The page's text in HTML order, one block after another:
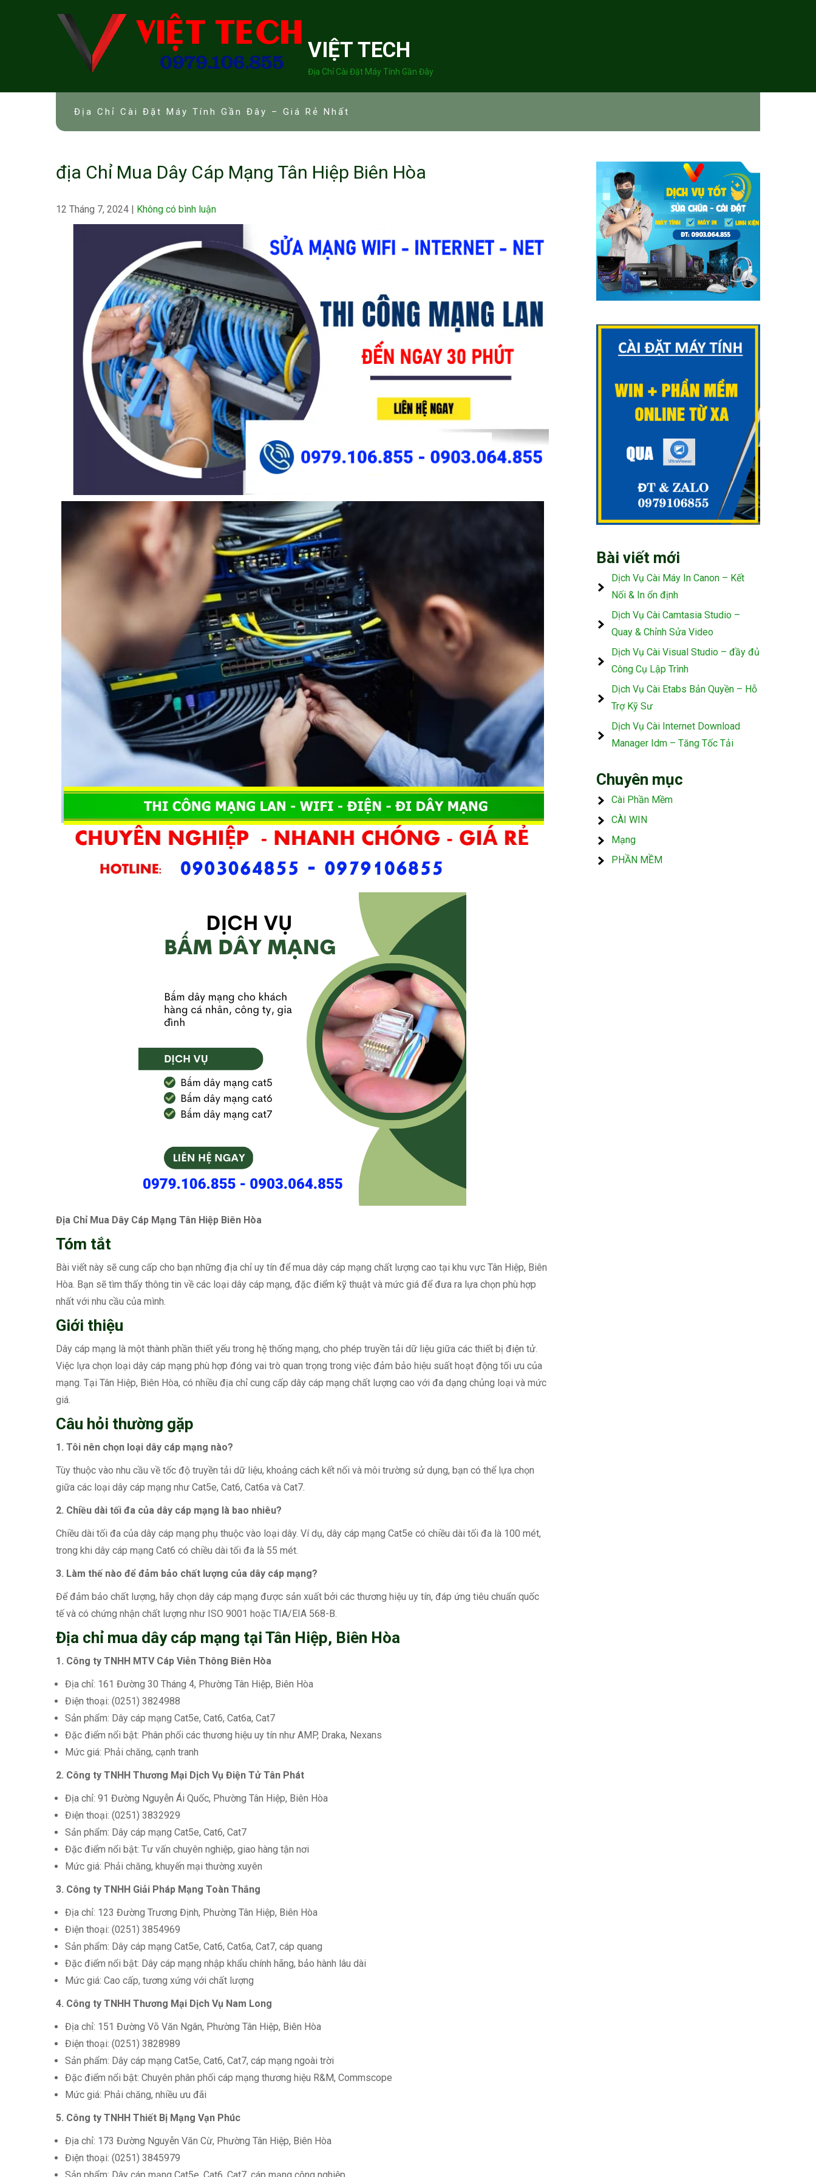
VIỆT TECH
Địa Chỉ Cài Đặt Máy Tính Gần Đây
Địa Chỉ Cài Đặt Máy Tính Gần Đây – Giá Rẻ Nhất
địa Chỉ Mua Dây Cáp Mạng Tân Hiệp Biên Hòa
12 Tháng 7, 2024 | Không có bình luận
Địa Chỉ Mua Dây Cáp Mạng Tân Hiệp Biên Hòa
Tóm tắt
Bài viết này sẽ cung cấp cho bạn những địa chỉ uy tín để mua dây cáp mạng chất lượng cao tại khu vực Tân Hiệp, Biên
Hòa. Bạn sẽ tìm thấy thông tin về các loại dây cáp mạng, đặc điểm kỹ thuật và mức giá để đưa ra lựa chọn phù hợp
nhất với nhu cầu của mình.
Giới thiệu
Dây cáp mạng là một thành phần thiết yếu trong hệ thống mạng, cho phép truyền tải dữ liệu giữa các thiết bị điện tử.
Việc lựa chọn loại dây cáp mạng phù hợp đóng vai trò quan trọng trong việc đảm bảo hiệu suất hoạt động tối ưu của
mạng. Tại Tân Hiệp, Biên Hòa, có nhiều địa chỉ cung cấp dây cáp mạng chất lượng cao với đa dạng chủng loại và mức
giá.
Câu hỏi thường gặp
1. Tôi nên chọn loại dây cáp mạng nào?
Tùy thuộc vào nhu cầu về tốc độ truyền tải dữ liệu, khoảng cách kết nối và môi trường sử dụng, bạn có thể lựa chọn
giữa các loại dây cáp mạng như Cat5e, Cat6, Cat6a và Cat7.
2. Chiều dài tối đa của dây cáp mạng là bao nhiêu?
Chiều dài tối đa của dây cáp mạng phụ thuộc vào loại dây. Ví dụ, dây cáp mạng Cat5e có chiều dài tối đa là 100 mét,
trong khi dây cáp mạng Cat6 có chiều dài tối đa là 55 mét.
3. Làm thế nào để đảm bảo chất lượng của dây cáp mạng?
Để đảm bảo chất lượng, hãy chọn dây cáp mạng được sản xuất bởi các thương hiệu uy tín, đáp ứng tiêu chuẩn quốc
tế và có chứng nhận chất lượng như ISO 9001 hoặc TIA/EIA 568-B.
Địa chỉ mua dây cáp mạng tại Tân Hiệp, Biên Hòa
1. Công ty TNHH MTV Cáp Viễn Thông Biên Hòa
Địa chỉ: 161 Đường 30 Tháng 4, Phường Tân Hiệp, Biên Hòa
Điện thoại: (0251) 3824988
Sản phẩm: Dây cáp mạng Cat5e, Cat6, Cat6a, Cat7
Đặc điểm nổi bật: Phân phối các thương hiệu uy tín như AMP, Draka, Nexans
Mức giá: Phải chăng, cạnh tranh
2. Công ty TNHH Thương Mại Dịch Vụ Điện Tử Tân Phát
Địa chỉ: 91 Đường Nguyễn Ái Quốc, Phường Tân Hiệp, Biên Hòa
Điện thoại: (0251) 3832929
Sản phẩm: Dây cáp mạng Cat5e, Cat6, Cat7
Đặc điểm nổi bật: Tư vấn chuyên nghiệp, giao hàng tận nơi
Mức giá: Phải chăng, khuyến mại thường xuyên
3. Công ty TNHH Giải Pháp Mạng Toàn Thắng
Địa chỉ: 123 Đường Trương Định, Phường Tân Hiệp, Biên Hòa
Điện thoại: (0251) 3854969
Sản phẩm: Dây cáp mạng Cat5e, Cat6, Cat6a, Cat7, cáp quang
Đặc điểm nổi bật: Dây cáp mạng nhập khẩu chính hãng, bảo hành lâu dài
Mức giá: Cao cấp, tương xứng với chất lượng
4. Công ty TNHH Thương Mại Dịch Vụ Nam Long
Địa chỉ: 151 Đường Võ Văn Ngân, Phường Tân Hiệp, Biên Hòa
Điện thoại: (0251) 3828989
Sản phẩm: Dây cáp mạng Cat5e, Cat6, Cat7, cáp mạng ngoài trời
Đặc điểm nổi bật: Chuyên phân phối cáp mạng thương hiệu R&M, Commscope
Mức giá: Phải chăng, nhiều ưu đãi
5. Công ty TNHH Thiết Bị Mạng Vạn Phúc
Địa chỉ: 173 Đường Nguyễn Văn Cừ, Phường Tân Hiệp, Biên Hòa
Điện thoại: (0251) 3845979
Sản phẩm: Dây cáp mạng Cat5e, Cat6, Cat7, cáp mạng công nghiệp
Bài viết mới
Dịch Vụ Cài Máy In Canon – Kết
Nối & In ổn định
Dịch Vụ Cài Camtasia Studio –
Quay & Chỉnh Sửa Video
Dịch Vụ Cài Visual Studio – đầy đủ
Công Cụ Lập Trình
Dịch Vụ Cài Etabs Bản Quyền – Hỗ
Trợ Kỹ Sư
Dịch Vụ Cài Internet Download
Manager Idm – Tăng Tốc Tải
Chuyên mục
Cài Phần Mềm
CÀI WIN
Mạng
PHẦN MỀM